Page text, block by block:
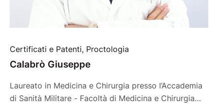
Certificati e Patenti, Proctologia
Calabrò Giuseppe
Laureato in Medicina e Chirurgia presso l’Accademia
di Sanità Militare - Facoltà di Medicina e Chirurgia